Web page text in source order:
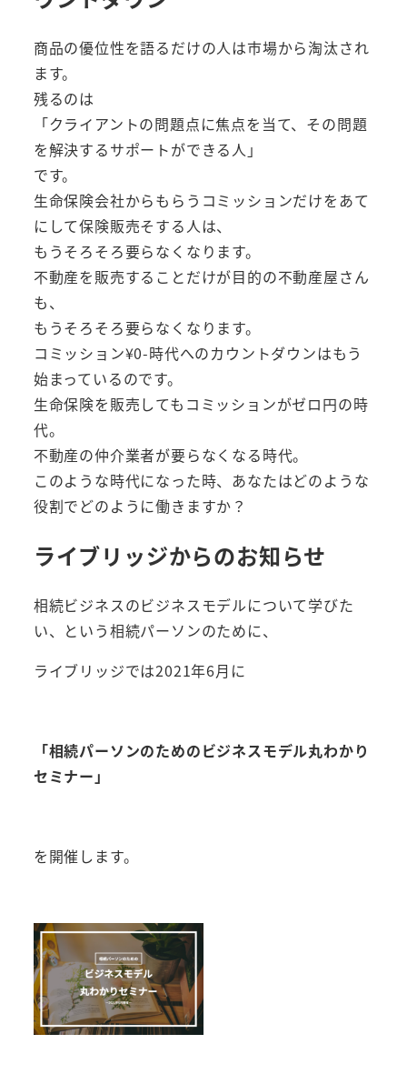
商品の優位性を語るだけの人は市場から淘汰され
ます。
残るのは
「クライアントの問題点に焦点を当て、その問題
を解決するサポートができる人」
です。
生命保険会社からもらうコミッションだけをあて
にして保険販売そする人は、
もうそろそろ要らなくなります。
不動産を販売することだけが目的の不動産屋さん
も、
もうそろそろ要らなくなります。
コミッション¥0-時代へのカウントダウンはもう
始まっているのです。
生命保険を販売してもコミッションがゼロ円の時
代。
不動産の仲介業者が要らなくなる時代。
このような時代になった時、あなたはどのような
役割でどのように働きますか？
ライブリッジからのお知らせ
相続ビジネスのビジネスモデルについて学びた
い、という相続パーソンのために、
ライブリッジでは2021年6月に
「相続パーソンのためのビジネスモデル丸わかり
セミナー」
を開催します。